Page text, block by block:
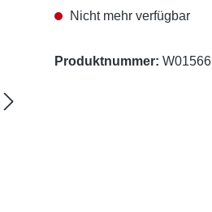
Nicht mehr verfügbar
Produktnummer: W01566